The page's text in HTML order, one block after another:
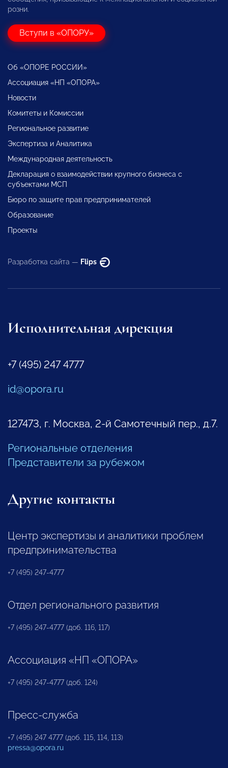
розни.
Вступи в «ОПОРУ»
Об «ОПОРЕ РОССИИ»
Ассоциация «НП «ОПОРА»
Новости
Комитеты и Комиссии
Региональное развитие
Экспертиза и Аналитика
Международная деятельность
Декларация о взаимодействии крупного бизнеса с
субъектами МСП
Бюро по защите прав предпринимателей
Образование
Проекты
Разработка сайта — Flips
Исполнительная дирекция
+7 (495) 247 4777
id@opora.ru
127473, г. Москва, 2-й Самотечный пер., д.7.
Региональные отделения
Представители за рубежом
Другие контакты
Центр экспертизы и аналитики проблем
предпринимательства
+7 (495) 247-4777
Отдел регионального развития
+7 (495) 247-4777 (доб. 116, 117)
Ассоциация «НП «ОПОРА»
+7 (495) 247-4777 (доб. 124)
Пресс-служба
+7 (495) 247 4777 (доб. 115, 114, 113)
pressa@opora.ru